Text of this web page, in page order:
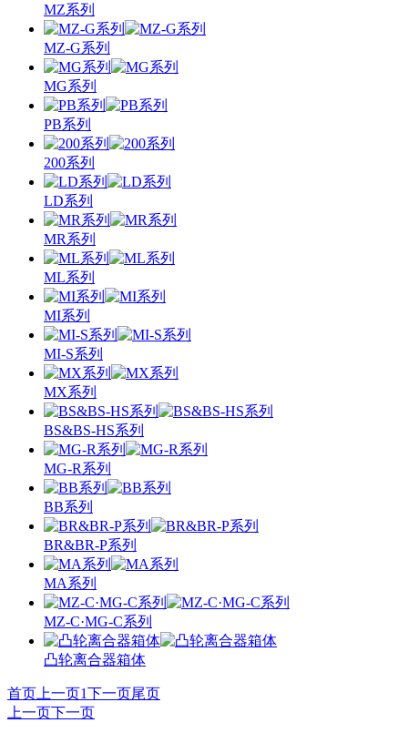
MZ系列
MZ-G系列
MG系列
PB系列
200系列
LD系列
MR系列
ML系列
MI系列
MI-S系列
MX系列
BS&BS-HS系列
MG-R系列
BB系列
BR&BR-P系列
MA系列
MZ-C·MG-C系列
凸轮离合器箱体
首页 上一页1下一页尾页
上一页下一页